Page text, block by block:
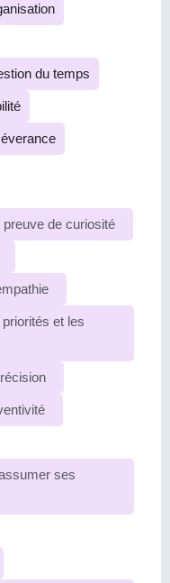
du temps
preuve de curiosité
et les
ses